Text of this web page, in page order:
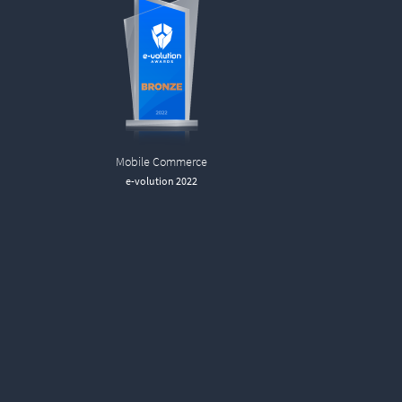
Mobile Commerce
e-volution 2022